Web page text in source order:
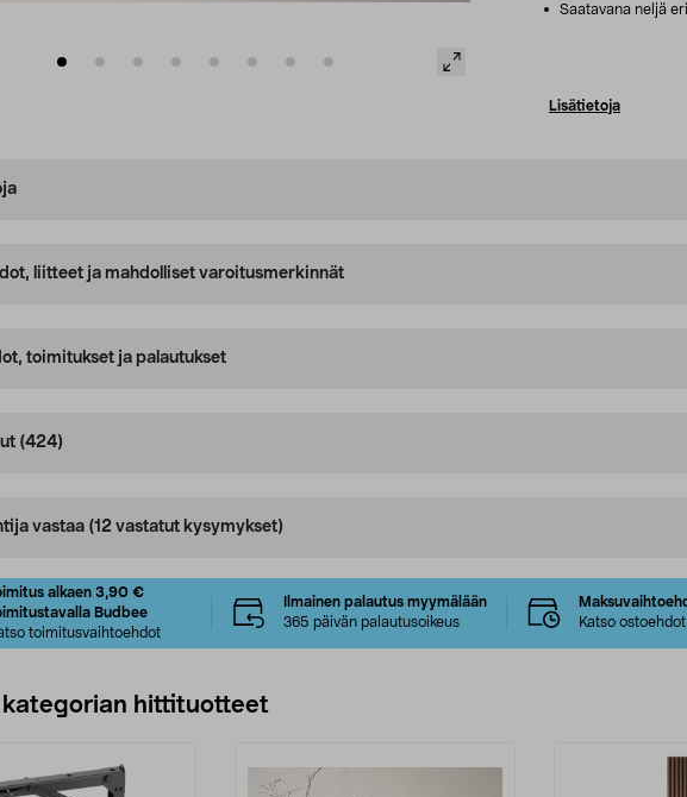
Saatavana neljä eri
Lisätietoja
liitteet ja mahdolliset varoitusmerkinnät
toimitukset ja palautukset
(424)
vastaa (12 vastatut kysymykset)
alkaen 3,90 €
Budbee
toimitusvaihtoehdot
Ilmainen palautus myymälään
365 päivän palautusoikeus
Katso ostoehdot
kategorian hittituotteet